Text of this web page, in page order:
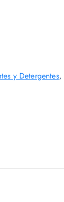
y Detergentes,